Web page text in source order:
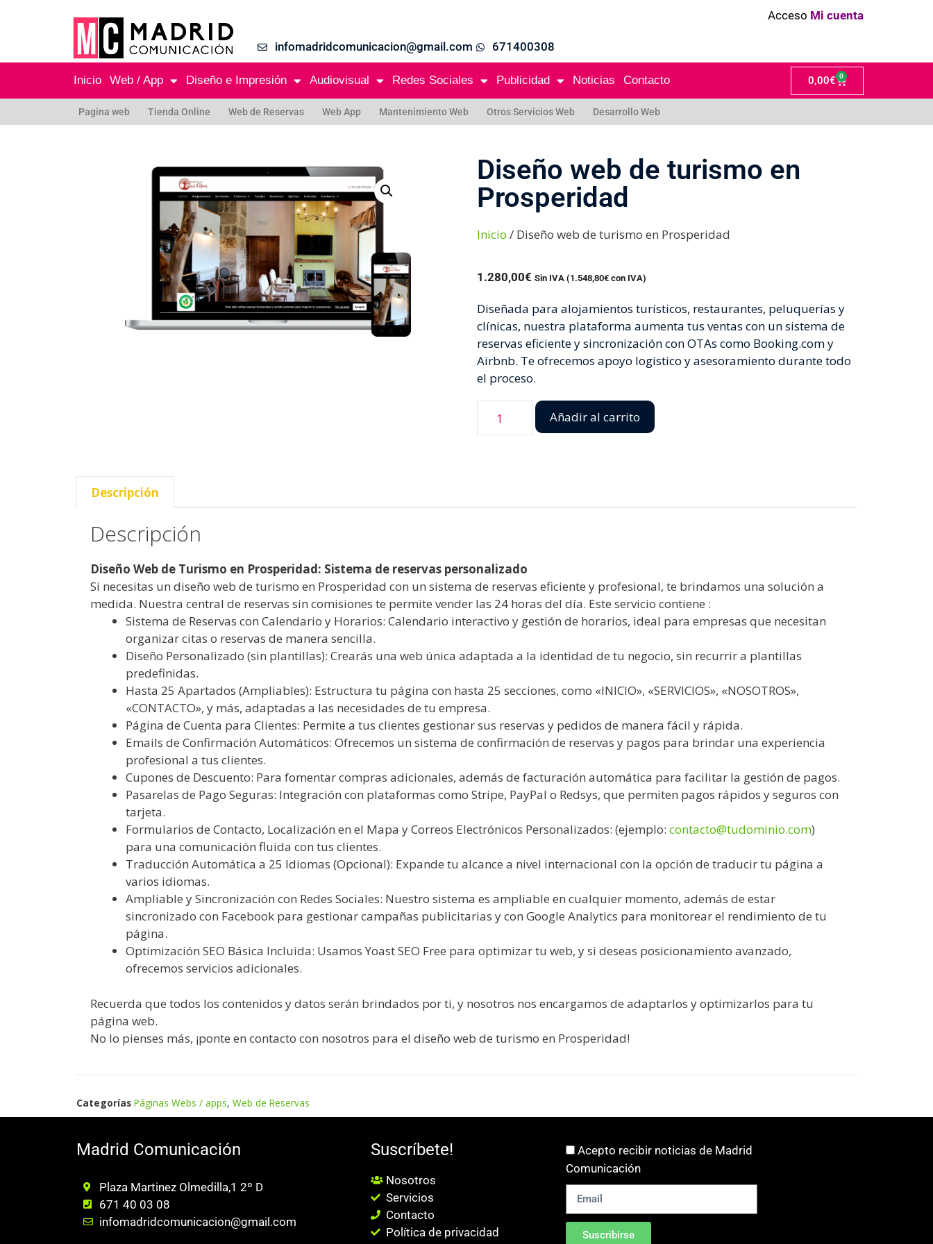
Acceso Mi cuenta
infomadridcomunicacion@gmail.com 671400308
Inicio Web / App Diseño e Impresión Audiovisual Redes Sociales Publicidad Noticias Contacto 0,00€ 0
Pagina web Tienda Online Web de Reservas Web App Mantenimiento Web Otros Servicios Web Desarrollo Web
Diseño web de turismo en
Prosperidad
Inicio / Diseño web de turismo en Prosperidad
1.280,00€ Sin IVA (1.548,80€ con IVA)
Diseñada para alojamientos turísticos, restaurantes, peluquerías y
clínicas, nuestra plataforma aumenta tus ventas con un sistema de
reservas eficiente y sincronización con OTAs como Booking.com y
Airbnb. Te ofrecemos apoyo logístico y asesoramiento durante todo
el proceso.
Añadir al carrito
Descripción
Descripción
Diseño Web de Turismo en Prosperidad: Sistema de reservas personalizado
Si necesitas un diseño web de turismo en Prosperidad con un sistema de reservas eficiente y profesional, te brindamos una solución a
medida. Nuestra central de reservas sin comisiones te permite vender las 24 horas del día. Este servicio contiene :
Sistema de Reservas con Calendario y Horarios: Calendario interactivo y gestión de horarios, ideal para empresas que necesitan
organizar citas o reservas de manera sencilla.
Diseño Personalizado (sin plantillas): Crearás una web única adaptada a la identidad de tu negocio, sin recurrir a plantillas
predefinidas.
Hasta 25 Apartados (Ampliables): Estructura tu página con hasta 25 secciones, como «INICIO», «SERVICIOS», «NOSOTROS»,
«CONTACTO», y más, adaptadas a las necesidades de tu empresa.
Página de Cuenta para Clientes: Permite a tus clientes gestionar sus reservas y pedidos de manera fácil y rápida.
Emails de Confirmación Automáticos: Ofrecemos un sistema de confirmación de reservas y pagos para brindar una experiencia
profesional a tus clientes.
Cupones de Descuento: Para fomentar compras adicionales, además de facturación automática para facilitar la gestión de pagos.
Pasarelas de Pago Seguras: Integración con plataformas como Stripe, PayPal o Redsys, que permiten pagos rápidos y seguros con
tarjeta.
Formularios de Contacto, Localización en el Mapa y Correos Electrónicos Personalizados: (ejemplo: contacto@tudominio.com)
para una comunicación fluida con tus clientes.
Traducción Automática a 25 Idiomas (Opcional): Expande tu alcance a nivel internacional con la opción de traducir tu página a
varios idiomas.
Ampliable y Sincronización con Redes Sociales: Nuestro sistema es ampliable en cualquier momento, además de estar
sincronizado con Facebook para gestionar campañas publicitarias y con Google Analytics para monitorear el rendimiento de tu
página.
Optimización SEO Básica Incluida: Usamos Yoast SEO Free para optimizar tu web, y si deseas posicionamiento avanzado,
ofrecemos servicios adicionales.
Recuerda que todos los contenidos y datos serán brindados por ti, y nosotros nos encargamos de adaptarlos y optimizarlos para tu
página web.
No lo pienses más, ¡ponte en contacto con nosotros para el diseño web de turismo en Prosperidad!
Categorías Páginas Webs / apps, Web de Reservas
Madrid Comunicación
Plaza Martinez Olmedilla,1 2º D
671 40 03 08
infomadridcomunicacion@gmail.com
Suscríbete!
Nosotros
Servicios
Contacto
Política de privacidad
Acepto recibir noticias de Madrid
Comunicación
Suscribirse